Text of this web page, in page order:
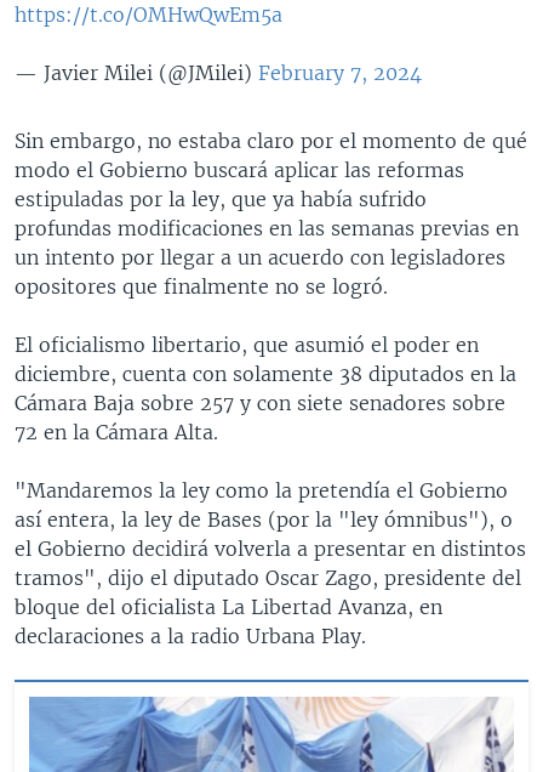
https://t.co/OMHwQwEm5a
— Javier Milei (@JMilei) February 7, 2024
Sin embargo, no estaba claro por el momento de qué
modo el Gobierno buscará aplicar las reformas
estipuladas por la ley, que ya había sufrido
profundas modificaciones en las semanas previas en
un intento por llegar a un acuerdo con legisladores
opositores que finalmente no se logró.
El oficialismo libertario, que asumió el poder en
diciembre, cuenta con solamente 38 diputados en la
Cámara Baja sobre 257 y con siete senadores sobre
72 en la Cámara Alta.
"Mandaremos la ley como la pretendía el Gobierno
así entera, la ley de Bases (por la "ley ómnibus"), o
el Gobierno decidirá volverla a presentar en distintos
tramos", dijo el diputado Oscar Zago, presidente del
bloque del oficialista La Libertad Avanza, en
declaraciones a la radio Urbana Play.